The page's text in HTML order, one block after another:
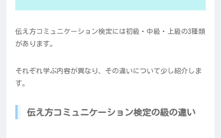
伝え方コミュニケーション検定には初級・中級・上級の3種類
があります。
それぞれ学ぶ内容が異なり、その違いについて少し紹介しま
す。
伝え方コミュニケーション検定の級の違い